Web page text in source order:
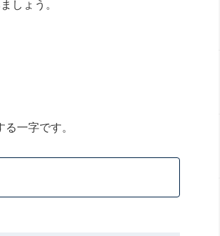
しょう。
る一字です。